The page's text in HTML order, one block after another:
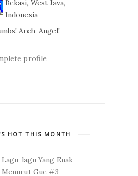
Bekasi, West Java,
Indonesia
Arch-Angel!
profile
HOT THIS MONTH
Lagu-lagu Yang Enak
Menurut Gue #3